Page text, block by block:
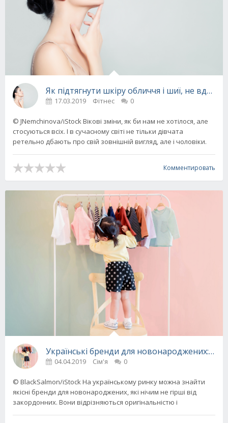
Як підтягнути шкіру обличчя і шиї, не
17.03.2019 Фітнес 0
© JNemchinova/iStock Вікові зміни, як би нам не хотілося, але
стосуються всіх. І в сучасному світі не тільки дівчата
ретельно дбають про свій зовнішній вигляд, але і чоловіки.
Комментировать
Українські бренди для новонароджених:
04.04.2019 Сім'я 0
© BlackSalmon/iStock На українському ринку можна знайти
якісні бренди для новонароджених, які нічим не гірші від
закордонних. Вони відрізняються оригінальністю і